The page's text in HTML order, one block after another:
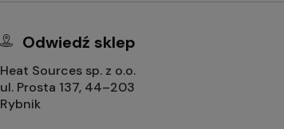
Odwiedź sklep
Heat Sources sp. z o.o.
ul. Prosta 137, 44–203
Rybnik